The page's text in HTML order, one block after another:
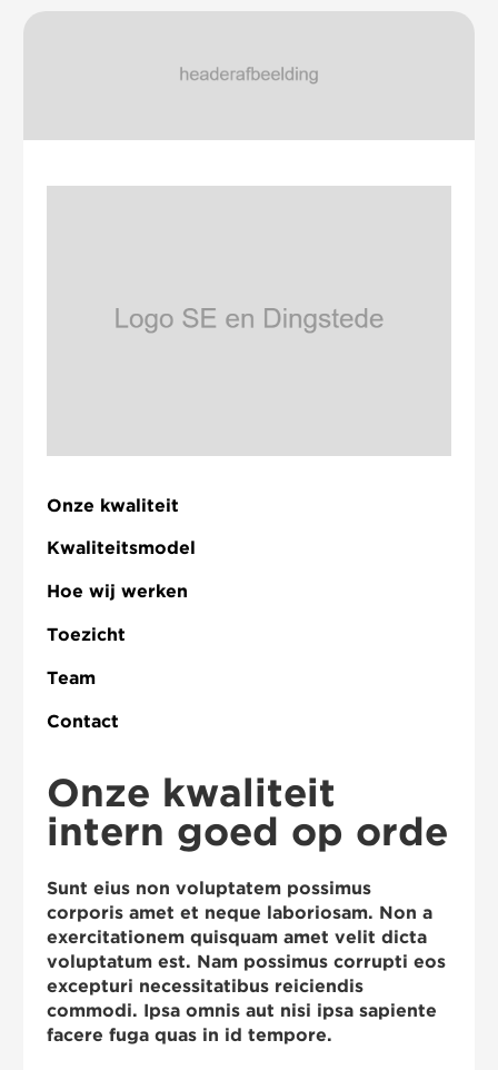
Onze kwaliteit
Kwaliteitsmodel
Hoe wij werken
Toezicht
Team
Contact
Onze kwaliteit
intern goed op orde
Sunt eius non voluptatem possimus
corporis amet et neque laboriosam. Non a
exercitationem quisquam amet velit dicta
voluptatum est. Nam possimus corrupti eos
excepturi necessitatibus reiciendis
commodi. Ipsa omnis aut nisi ipsa sapiente
facere fuga quas in id tempore.